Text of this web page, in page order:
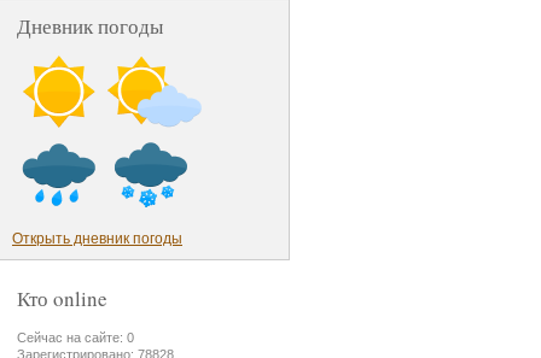
Дневник погоды
Открыть дневник погоды
Кто online
Сейчас на сайте: 0
Зарегистрировано: 78828